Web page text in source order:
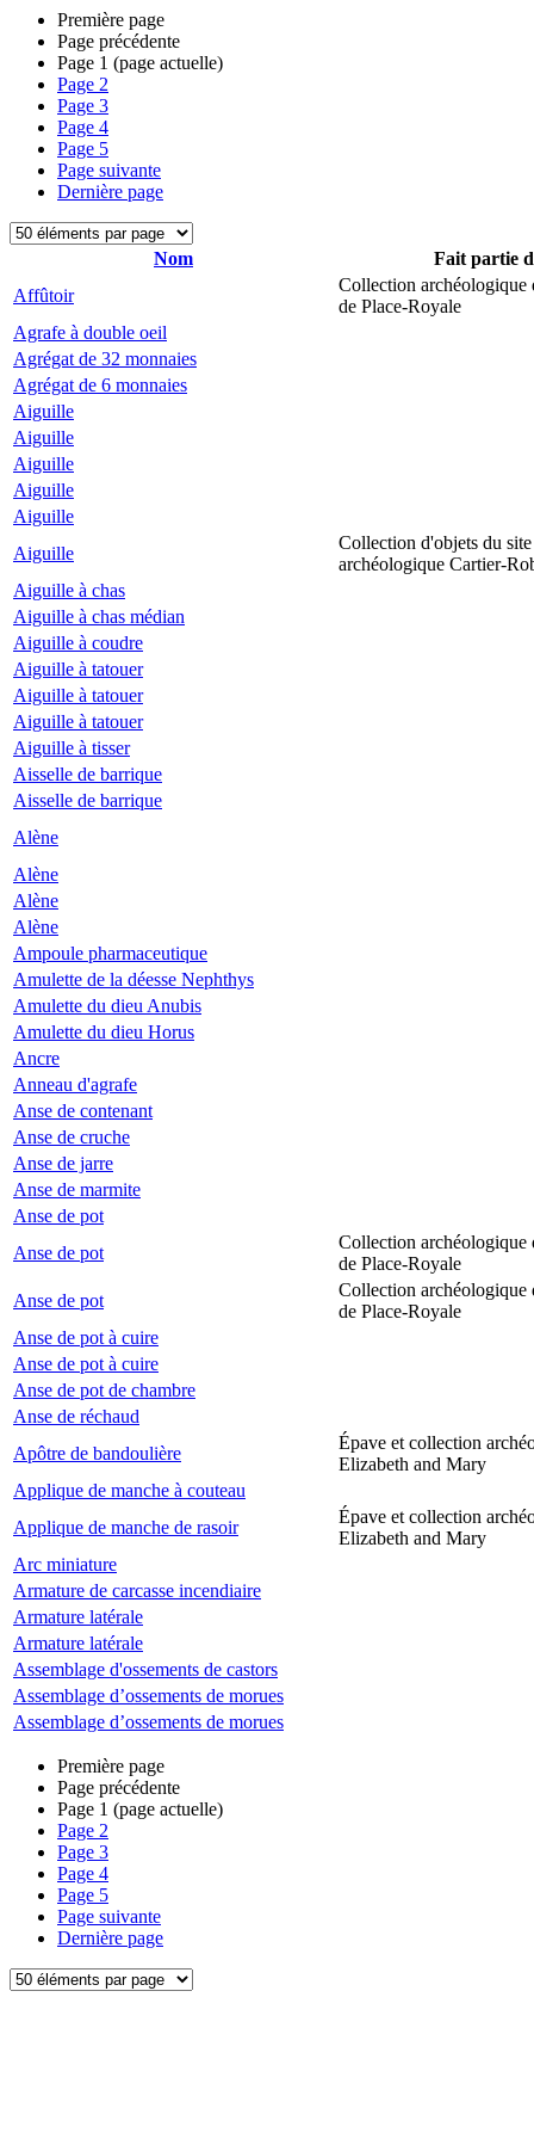
Première page
Page précédente
Page 1 (page actuelle)
Page 2
Page 3
Page 4
Page 5
Page suivante
Dernière page
Nom
Fait partie
Affûtoir
Collection archéologique
de Place-Royale
Agrafe à double oeil
Agrégat de 32 monnaies
Agrégat de 6 monnaies
Aiguille
Aiguille
Aiguille
Aiguille
Aiguille
Aiguille
Collection d'objets du site
archéologique Cartier-
Aiguille à chas
Aiguille à chas médian
Aiguille à coudre
Aiguille à tatouer
Aiguille à tatouer
Aiguille à tatouer
Aiguille à tisser
Aisselle de barrique
Aisselle de barrique
Alène
Alène
Alène
Alène
Ampoule pharmaceutique
Amulette de la déesse Nephthys
Amulette du dieu Anubis
Amulette du dieu Horus
Ancre
Anneau d'agrafe
Anse de contenant
Anse de cruche
Anse de jarre
Anse de marmite
Anse de pot
Anse de pot
Collection archéologique
de Place-Royale
Anse de pot
Collection archéologique
de Place-Royale
Anse de pot à cuire
Anse de pot à cuire
Anse de pot de chambre
Anse de réchaud
Apôtre de bandoulière
Épave et collection
Elizabeth and Mary
Applique de manche à couteau
Applique de manche de rasoir
Épave et collection
Elizabeth and Mary
Arc miniature
Armature de carcasse incendiaire
Armature latérale
Armature latérale
Assemblage d'ossements de castors
Assemblage d’ossements de morues
Assemblage d’ossements de morues
Première page
Page précédente
Page 1 (page actuelle)
Page 2
Page 3
Page 4
Page 5
Page suivante
Dernière page